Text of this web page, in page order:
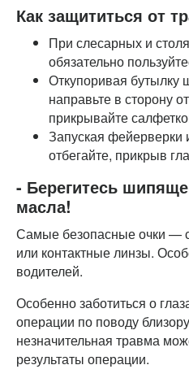
Как защититься от
При слесарных и
обязательно
Откупоривая бутылку
направьте в сторону
прикрывайте
Запуская фейерверки
отбегайте, прикрыв
- Берегитесь
масла!
Самые безопасные очки —
или контактные линзы.
водителей.
Особенно заботиться о
операции по поводу
незначительная травма
результаты операции.